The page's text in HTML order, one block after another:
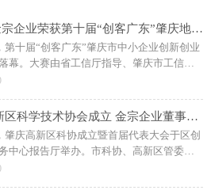
喜报 | 金宗企业荣获第十届“创客广东”肇庆地市赛二等奖
第十届“创客广东”肇庆市中小企业创新创业
幕。大赛由省工信厅指导、肇庆市工信局
为“创客肇庆智创未来”。广东金宗机械“水
肇庆高新区科学技术协会成立 金宗企业董事长钟日强当选副主席
肇庆高新区科协成立暨首届代表大会于区创
中心报告厅举办。市科协、高新区管委会
各单位、科研院校及金宗机械等企业代表